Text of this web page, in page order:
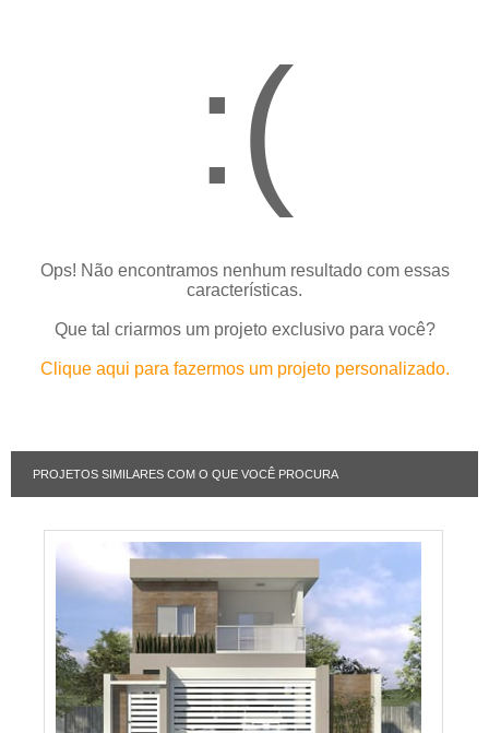
:(
Ops! Não encontramos nenhum resultado com essas
características.
Que tal criarmos um projeto exclusivo para você?
Clique aqui para fazermos um projeto personalizado.
PROJETOS SIMILARES COM O QUE VOCÊ PROCURA